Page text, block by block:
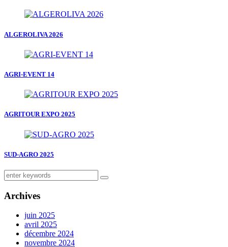
ALGEROLIVA 2026
AGRI-EVENT 14
AGRITOUR EXPO 2025
SUD-AGRO 2025
Archives
juin 2025
avril 2025
décembre 2024
novembre 2024